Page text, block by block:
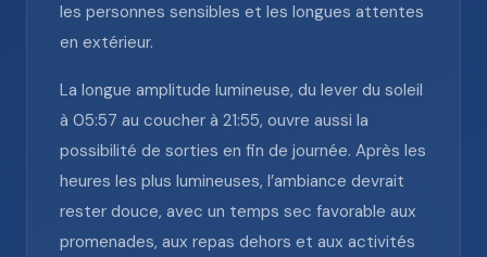
les personnes sensibles et les longues attentes
en extérieur.
La longue amplitude lumineuse, du lever du soleil
à 05:57 au coucher à 21:55, ouvre aussi la
possibilité de sorties en fin de journée. Après les
heures les plus lumineuses, l’ambiance devrait
rester douce, avec un temps sec favorable aux
promenades, aux repas dehors et aux activités